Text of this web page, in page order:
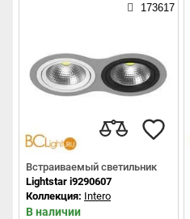
173617
Встраиваемый светильник
Lightstar i9290607
Коллекция: Intero
В наличии